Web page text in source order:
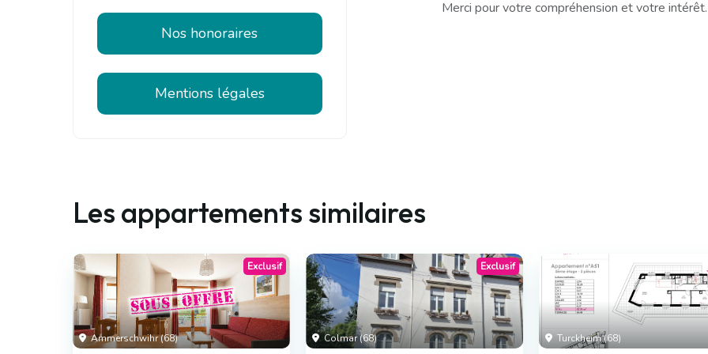
Nos honoraires
Mentions légales
Merci pour votre compréhension et votre intérêt.
Les appartements similaires
Ammerschwihr (68)
Exclusif
Colmar (68)
Exclusif
Turckheim (68)